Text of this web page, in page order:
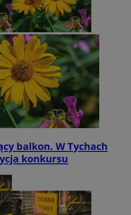
balkon. W Tychach
konkursu